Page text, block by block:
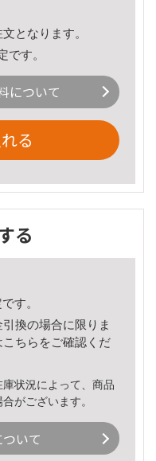
となります。
です。
について
る
る
す。
換の場合に限りま
こちら をご確認くだ
状況によって、商品
がございます。
いて